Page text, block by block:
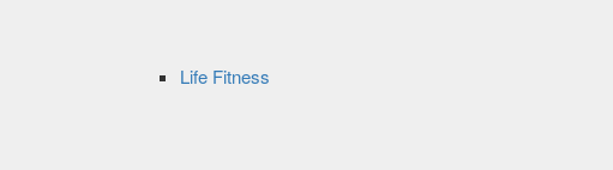
Life Fitness